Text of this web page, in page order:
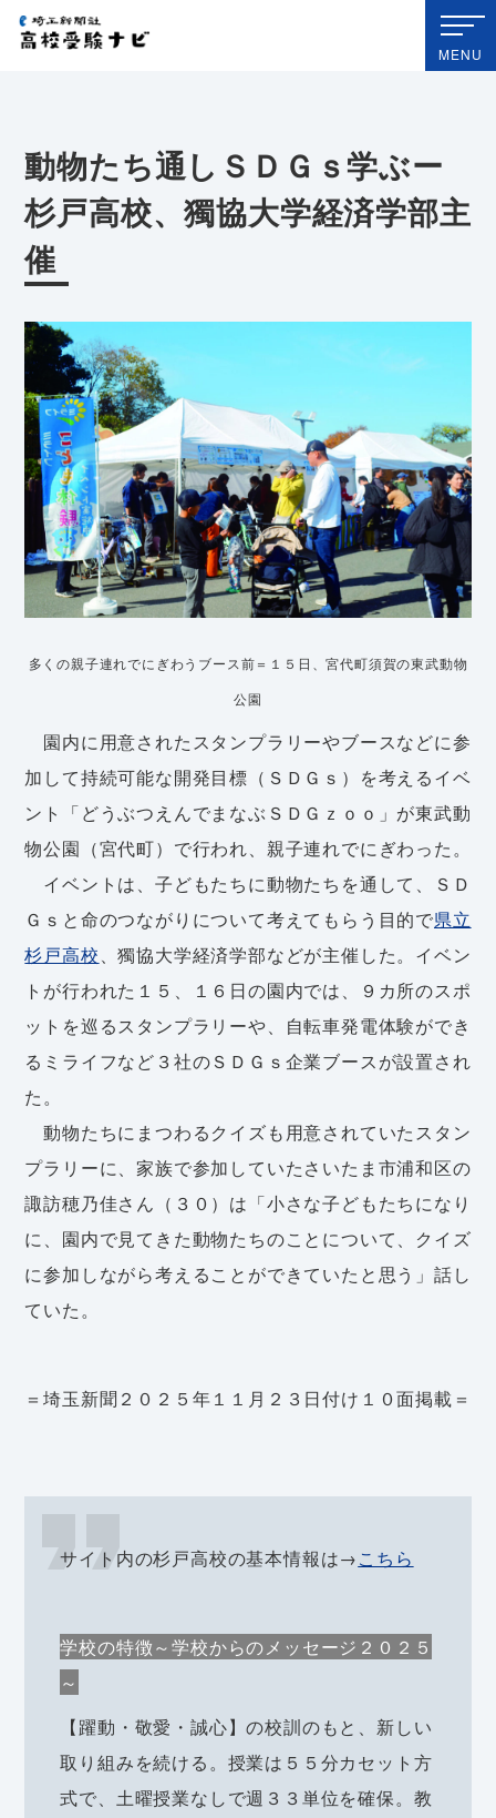
埼玉新聞社 高校受験ナビ
MENU
動物たち通しＳＤＧｓ学ぶー
杉戸高校、獨協大学経済学部主
催
多くの親子連れでにぎわうブース前＝１５日、宮代町須賀の東武動物
公園
園内に用意されたスタンプラリーやブースなどに参
加して持続可能な開発目標（ＳＤＧｓ）を考えるイベ
ント「どうぶつえんでまなぶＳＤＧｚｏｏ」が東武動
物公園（宮代町）で行われ、親子連れでにぎわった。
イベントは、子どもたちに動物たちを通して、ＳＤ
Ｇｓと命のつながりについて考えてもらう目的で県立
杉戸高校、獨協大学経済学部などが主催した。イベン
トが行われた１５、１６日の園内では、９カ所のスポ
ットを巡るスタンプラリーや、自転車発電体験ができ
るミライフなど３社のＳＤＧｓ企業ブースが設置され
た。
動物たちにまつわるクイズも用意されていたスタン
プラリーに、家族で参加していたさいたま市浦和区の
諏訪穂乃佳さん（３０）は「小さな子どもたちになり
に、園内で見てきた動物たちのことについて、クイズ
に参加しながら考えることができていたと思う」話し
ていた。
＝埼玉新聞２０２５年１１月２３日付け１０面掲載＝
サイト内の杉戸高校の基本情報は→こちら
学校の特徴～学校からのメッセージ２０２５
～
【躍動・敬愛・誠心】の校訓のもと、新しい
取り組みを続ける。授業は５５分カセット方
式で、土曜授業なしで週３３単位を確保。教